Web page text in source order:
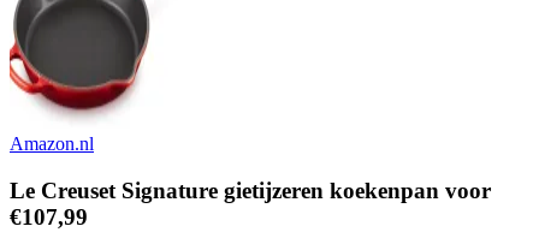
Amazon.nl
Le Creuset Signature gietijzeren koekenpan voor
€107,99